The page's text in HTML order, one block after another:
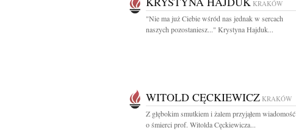
KRAKÓW
"Nie ma już Ciebie wśród nas jednak w sercach
naszych pozostaniesz..." Krystyna Hajduk...
WITOLD CĘCKIEWICZ KRAKÓW
Z głębokim smutkiem i żalem przyjąłem wiadomość
o śmierci prof. Witolda Cęckiewicza...